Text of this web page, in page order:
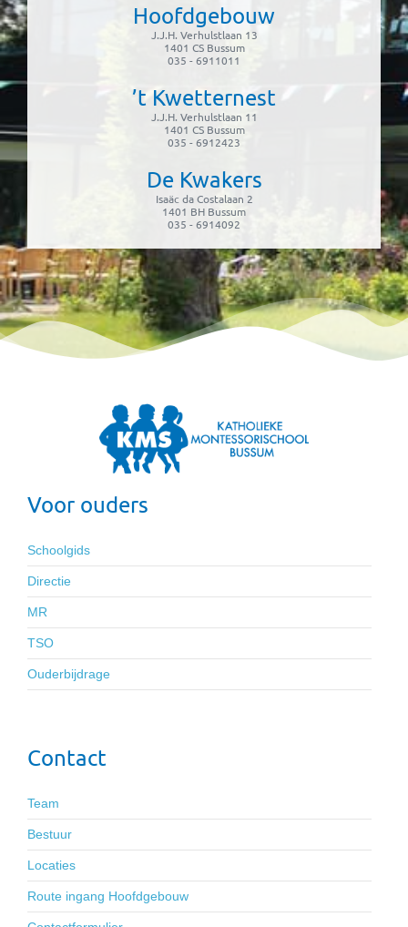
Hoofdgebouw
J.J.H. Verhulstlaan 13
1401 CS Bussum
035 - 6911011
’t Kwetternest
J.J.H. Verhulstlaan 11
1401 CS Bussum
035 - 6912423
De Kwakers
Isaäc da Costalaan 2
1401 BH Bussum
035 - 6914092
Voor ouders
Schoolgids
Directie
MR
TSO
Ouderbijdrage
Contact
Team
Bestuur
Locaties
Route ingang Hoofdgebouw